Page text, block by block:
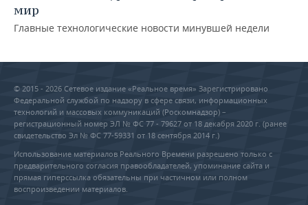
мир
Главные технологические новости минувшей недели
© 2015 - 2026 Сетевое издание «Реальное время» Зарегистрировано
Федеральной службой по надзору в сфере связи, информационных
технологий и массовых коммуникаций (Роскомнадзор) –
регистрационный номер ЭЛ № ФС 77 - 79627 от 18 декабря 2020 г. (ранее
свидетельство Эл № ФС 77-59331 от 18 сентября 2014 г.)
Использование материалов Реального Времени разрешено только с
предварительного согласия правообладателей, упоминание сайта и
прямая гиперссылка обязательны при частичном или полном
воспроизведении материалов.